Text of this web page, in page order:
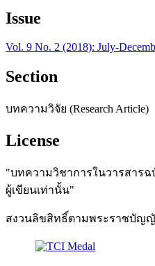
Issue
Vol. 9 No. 2 (2018): July-
Section
บทความวิจัย (Research Article)
License
"บทความวิชาการในวารสาร
ผู้เขียนเท่านั้น"
สงวนลิขสิทธิ์ตามพระราชบัญ